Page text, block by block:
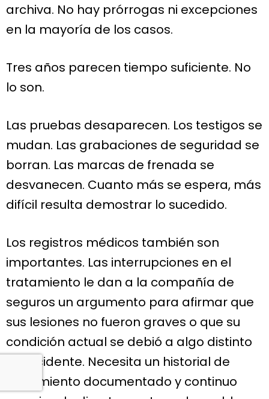
archiva. No hay prórrogas ni excepciones
en la mayoría de los casos.
Tres años parecen tiempo suficiente. No
lo son.
Las pruebas desaparecen. Los testigos se
mudan. Las grabaciones de seguridad se
borran. Las marcas de frenada se
desvanecen. Cuanto más se espera, más
difícil resulta demostrar lo sucedido.
Los registros médicos también son
importantes. Las interrupciones en el
tratamiento le dan a la compañía de
seguros un argumento para afirmar que
sus lesiones no fueron graves o que su
condición actual se debió a algo distinto
al accidente. Necesita un historial de
tratamiento documentado y continuo